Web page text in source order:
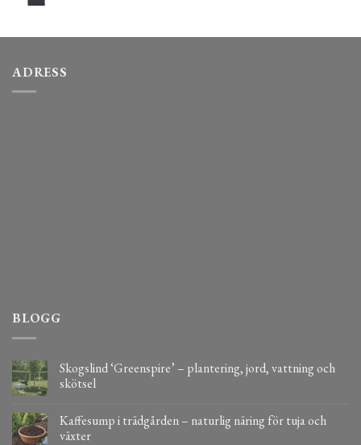
ADRESS
BLOGG
Skogslind ‘Greenspire’ – plantering, jord, vattning och
skötsel
Kaffesump i trädgården – naturlig näring för tuja och
växter